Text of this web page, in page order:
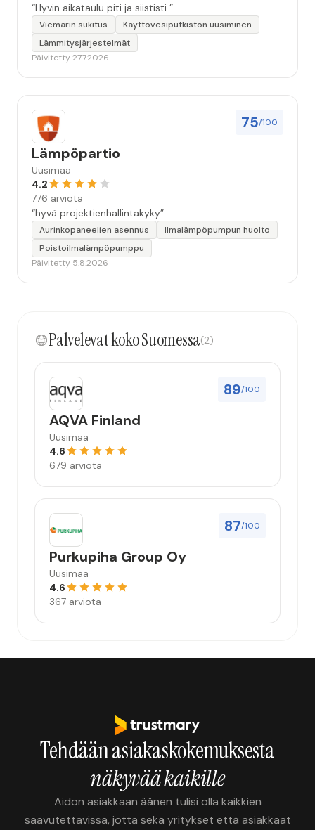
“Hyvin aikataulu piti ja siististi ”
Viemärin sukitus
Käyttövesiputkiston uusiminen
Lämmitysjärjestelmät
Päivitetty 27.7.2026
75/100
Lämpöpartio
Uusimaa
4.2
776 arviota
“hyvä projektienhallintakyky”
Aurinkopaneelien asennus
Ilmalämpöpumpun huolto
Poistoilmalämpöpumppu
Päivitetty 5.8.2026
Palvelevat koko Suomessa(2)
89/100
AQVA Finland
Uusimaa
4.6
679 arviota
87/100
Purkupiha Group Oy
Uusimaa
4.6
367 arviota
Tehdään asiakaskokemuksesta
näkyvää kaikille
Aidon asiakkaan äänen tulisi olla kaikkien
saavutettavissa, jotta sekä yritykset että asiakkaat